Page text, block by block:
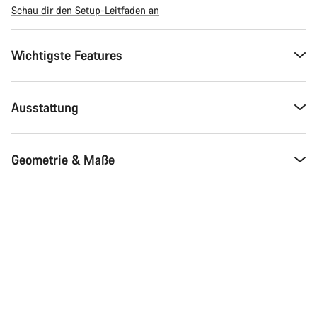
Schau dir den Setup-Leitfaden an
Wichtigste Features
Ausstattung
Geometrie & Maße